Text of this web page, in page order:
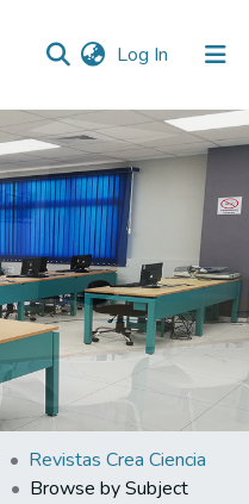
Log In (current)
Revistas Crea Ciencia
Browse by Subject